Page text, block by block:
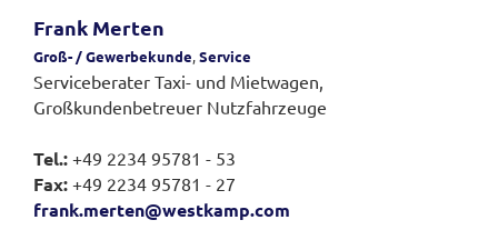
Frank Merten
Groß- / Gewerbekunde,Service
Serviceberater Taxi- und Mietwagen,
Großkundenbetreuer Nutzfahrzeuge
Tel.: +49 2234 95781 - 53
Fax: +49 2234 95781 - 27
frank.merten@westkamp.com